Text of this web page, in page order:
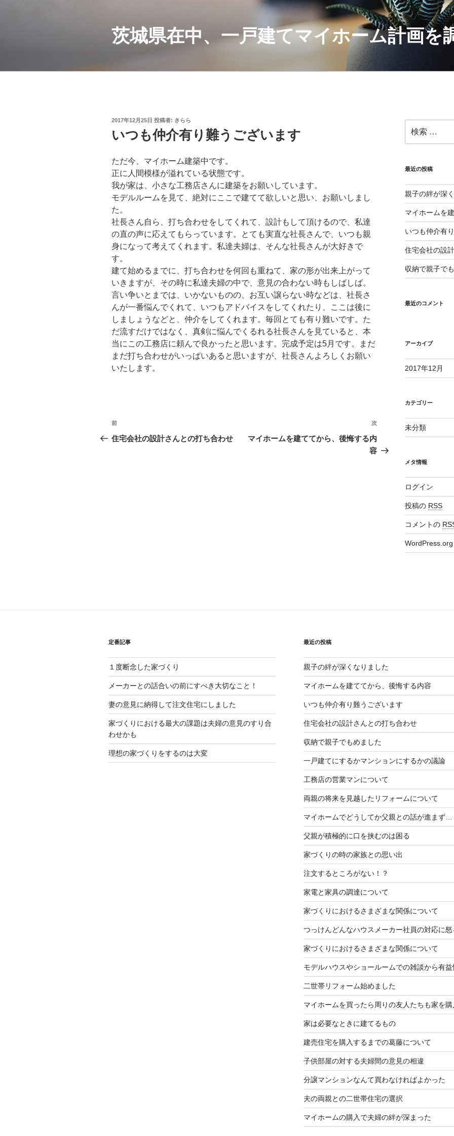
茨城県在中、一戸建てマイホーム計画を
投
日:
2017年12月25日 投稿者: きらら
いつも仲介有り難うございます
ただ今、マイホーム建築中です。
正に人間模様が溢れている状態です。
我が家は、小さな工務店さんに建築をお願いしています。
モデルルームを見て、絶対にここで建てて欲しいと思い、お願いしまし
た。
社長さん自ら、打ち合わせをしてくれて、設計もして頂けるので、私達
の直の声に応えてもらっています。とても実直な社長さんで、いつも親
身になって考えてくれます。私達夫婦は、そんな社長さんが大好きで
す。
建て始めるまでに、打ち合わせを何回も重ねて、家の形が出来上がって
いきますが、その時に私達夫婦の中で、意見の合わない時もしばしば。
言い争いとまでは、いかないものの、お互い譲らない時などは、社長さ
んが一番悩んでくれて、いつもアドバイスをしてくれたり、ここは後に
しましょうなどと、仲介をしてくれます。毎回とても有り難いです。た
だ流すだけではなく、真剣に悩んでくるれる社長さんを見ていると、本
当にこの工務店に頼んで良かったと思います。完成予定は5月です。まだ
まだ打ち合わせがいっぱいあると思いますが、社長さんよろしくお願い
いたします。
投
稿
過
去
前
住宅会社の設計さんとの打ち合わせ
投
次
マイホームを建ててから、後悔する内
容
索:
最近の投稿
親子の絆が深
マイホームを
いつも仲介有
住宅会社の設
収納で親子で
最近のコメント
アーカイブ
2017年12月
カテゴリー
未分類
メタ情報
ログイン
投稿の RSS
コメントの
WordPress.org
定番記事
１度断念した家づくり
メーカーとの話合いの前にすべき大切なこと！
妻の意見に納得して注文住宅にしました
家づくりにおける最大の課題は夫婦の意見のすり合
わせかも
理想の家づくりをするのは大変
最近の投稿
親子の絆が深くなりました
マイホームを建ててから、後悔する内容
いつも仲介有り難うございます
住宅会社の設計さんとの打ち合わせ
収納で親子でもめました
一戸建てにするかマンションにするかの議論
工務店の営業マンについて
両親の将来を見越したリフォームについて
マイホームでどうしてか父親との話が進まず…
父親が積極的に口を挟むのは困る
家づくりの時の家族との思い出
注文するところがない！？
家電と家具の調達について
家づくりにおけるさまざまな関係について
つっけんどんなハウスメーカー社員の対応に
家づくりにおけるさまざまな関係について
モデルハウスやショールームでの雑談から有
二世帯リフォーム始めました
マイホームを買ったら周りの友人たちも家を
家は必要なときに建てるもの
建売住宅を購入するまでの葛藤について
子供部屋の対する夫婦間の意見の相違
分譲マンションなんて買わなければよかった
夫の両親との二世帯住宅の選択
マイホームの購入で夫婦の絆が深まった